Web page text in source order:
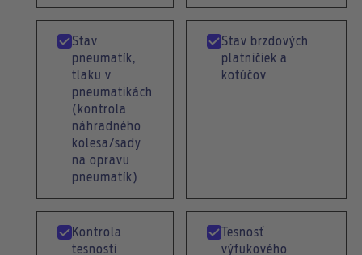
Stav
pneumatík,
tlaku v
pneumatikách
(kontrola
náhradného
kolesa/sady
na opravu
pneumatík)
Stav brzdových
platničiek a
kotúčov
Kontrola
tesnosti
Tesnosť
výfukového